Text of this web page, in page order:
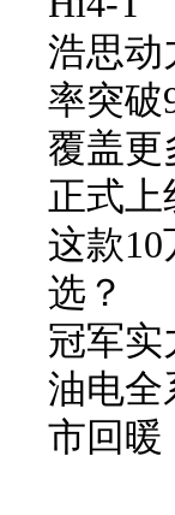
浩思动
率突破
覆盖更
正式上
这款
选？
冠军实
油电全
市回暖